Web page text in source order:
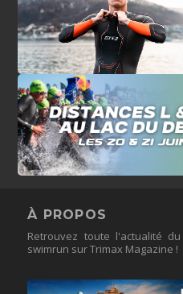
À PROPOS
Retrouvez toute l'actualité
swimrun sur Trimax Magazine !